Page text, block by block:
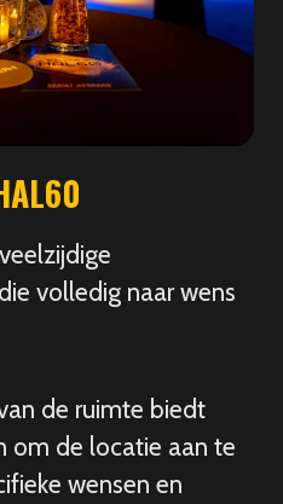
volledig naar wens
de ruimte biedt
om de locatie aan te
wensen en